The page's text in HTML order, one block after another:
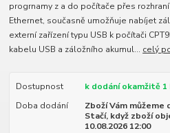
progrnamy z a do počítače přes
Ethernet, současně umožňuje nabíjet
externí zařízení typu USB k počítači
kabelu USB a záložního akumul... celý
Dostupnost
k dodání okamžitě 1
Doba dodání
Zboží Vám můžeme
Stačí, když zboží
10.08.2026 12:00